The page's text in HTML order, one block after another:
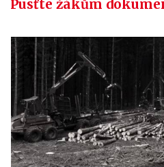
Pusťte žákům